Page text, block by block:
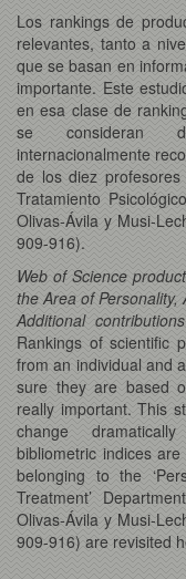
Los rankings de
relevantes, tanto a
que se basan en
importante. Este
en esa clase de
se consideran
internacionalmente
de los diez profesores
Tratamiento
Olivas-Ávila y Musi-
909-916).
Web of Science
the Area of
Additional
Rankings of scientific
from an individual and
sure they are based
really important. This
change
bibliometric indices
belonging to the
Treatment’
Olivas-Ávila y Musi-
909-916) are revisited